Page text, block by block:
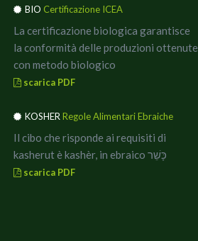
BIO Certificazione ICEA
La certificazione biologica garantisce
la conformità delle produzioni ottenute
con metodo biologico
scarica PDF
KOSHER Regole Alimentari Ebraiche
Il cibo che risponde ai requisiti di
kasherut è kashèr, in ebraico כָּשֵׁר
scarica PDF